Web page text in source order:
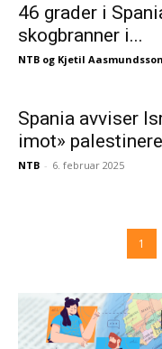
46 grader i
skogbranner i...
NTB og Kjetil Aasmundsson
Spania avviser
imot»
NTB - 6. februar 2025
1